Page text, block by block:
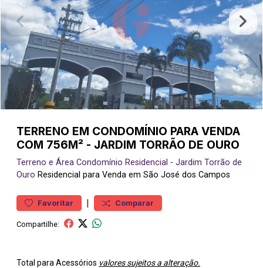
TERRENO EM CONDOMÍNIO PARA VENDA
COM 756M² - JARDIM TORRÃO DE OURO
Terreno e Área Condomínio Residencial - Jardim Torrão de
Ouro Residencial para Venda em São José dos Campos
Favoritar | Comparar
Compartilhe:
Total para Acessórios valores sujeitos a alteração.